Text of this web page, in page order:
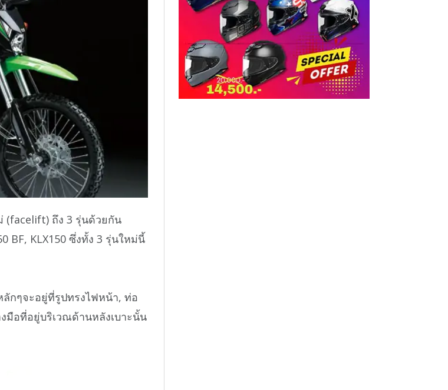
(facelift) ถึง 3 รุ่นด้วยกัน
BF, KLX150 ซึ่งทั้ง 3 รุ่นใหม่นี้
ลักๆจะอยู่ที่รูปทรงไฟหน้า, ท่อ
มือที่อยู่บริเวณด้านหลังเบาะนั้น